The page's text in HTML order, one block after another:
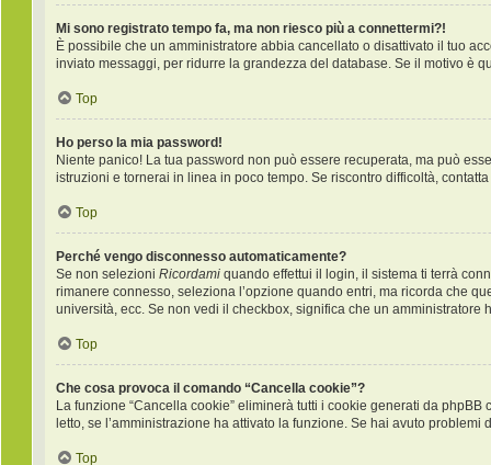
Mi sono registrato tempo fa, ma non riesco più a connettermi?!
È possibile che un amministratore abbia cancellato o disattivato il tuo
inviato messaggi, per ridurre la grandezza del database. Se il motivo è
Top
Ho perso la mia password!
Niente panico! La tua password non può essere recuperata, ma può
istruzioni e tornerai in linea in poco tempo. Se riscontro difficoltà, contatta
Top
Perché vengo disconnesso automaticamente?
Se non selezioni Ricordami quando effettui il login, il sistema ti terrà
rimanere connesso, seleziona l’opzione quando entri, ma ricorda che
università, ecc. Se non vedi il checkbox, significa che un amministratore
Top
Che cosa provoca il comando “Cancella cookie”?
La funzione “Cancella cookie” eliminerà tutti i cookie generati da
letto, se l’amministrazione ha attivato la funzione. Se hai avuto
Top